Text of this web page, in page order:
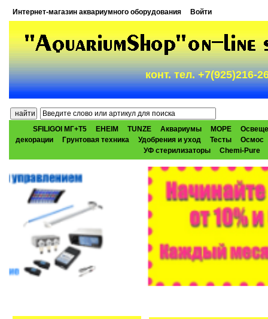
Интернет-магазин аквариумного оборудования Войти
конт. тел. +7(925)216-
SFILIGOI МГ+Т5 EHEIM TUNZE Аквариумы МОРЕ
декорации
Грунтовая техника Удобрения и уход Тесты
Осмос
УФ стерилизаторы
Chemi-Pure